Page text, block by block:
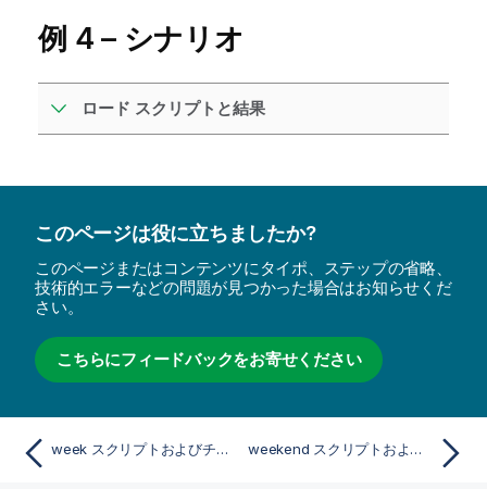
例 4 – シナリオ
ロード スクリプトと結果
このページは役に立ちましたか?
このページまたはコンテンツにタイポ、ステップの省略、
技術的エラーなどの問題が見つかった場合はお知らせくだ
さい。
こちらにフィードバックをお寄せください
week スクリプトおよびチャート関数 weekend スクリプトおよびチャート関数